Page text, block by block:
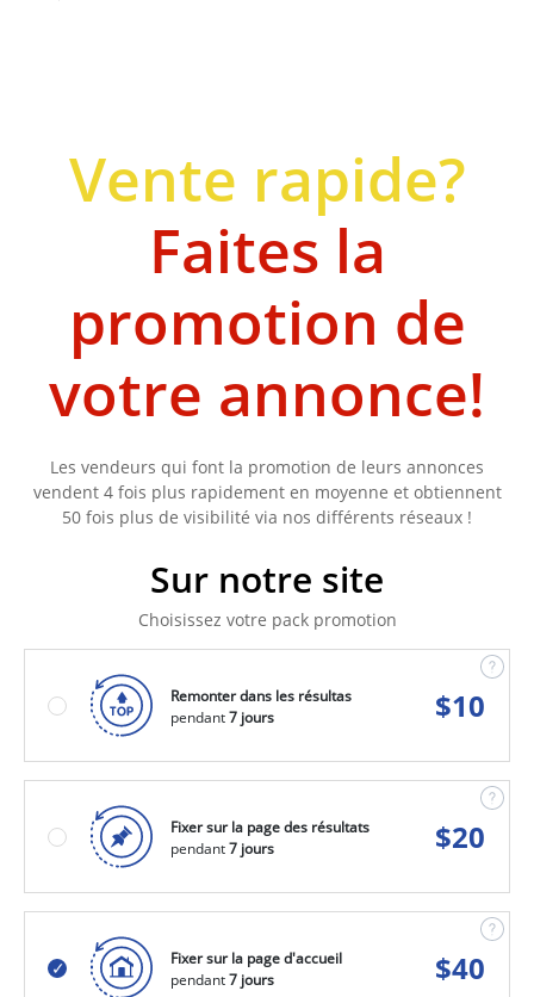
Vente rapide?
Faites la
promotion de
votre annonce!
Les vendeurs qui font la promotion de leurs annonces
vendent 4 fois plus rapidement en moyenne et obtiennent
50 fois plus de visibilité via nos différents réseaux !
Sur notre site
Choisissez votre pack promotion
Remonter dans les résultas
pendant7 jours $10
Fixer sur la page des résultats
pendant7 jours $20
Fixer sur la page d'accueil
pendant7 jours $40